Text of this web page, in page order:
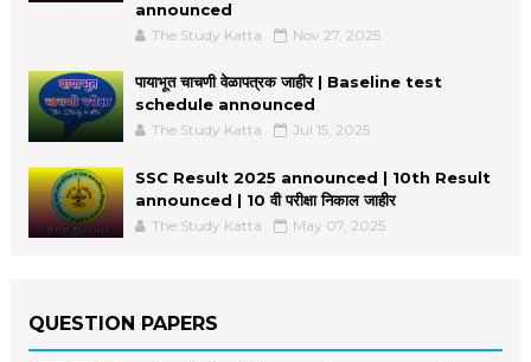
announced
The Study Katta Nov 27, 2025
पायाभूत चाचणी वेळापत्रक जाहीर | Baseline test
schedule announced
The Study Katta Jul 15, 2025
SSC Result 2025 announced | 10th Result
announced | 10 वी परीक्षा निकाल जाहीर
The Study Katta May 07, 2025
QUESTION PAPERS